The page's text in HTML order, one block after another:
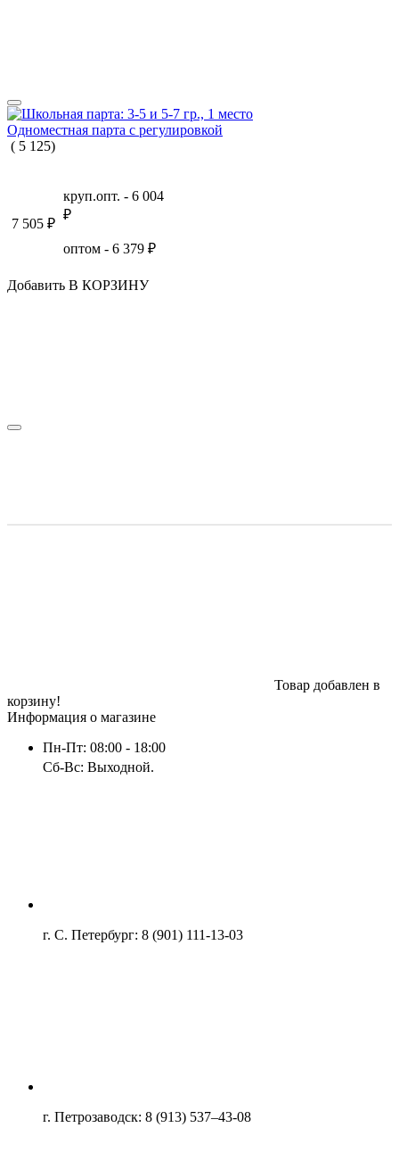
Одноместная парта с регулировкой
( 5 125)
7 505 ₽
круп.опт. - 6 004
₽
оптом - 6 379 ₽
Добавить В КОРЗИНУ
Товар добавлен в
корзину!
Информация о магазине
Пн-Пт: 08:00 - 18:00
Сб-Вс: Выходной.
г. С. Петербург: 8 (901) 111-13-03
г. Петрозаводск: 8 (913) 537–43-08